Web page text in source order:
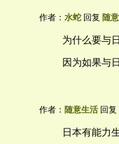
作者： 水蛇 回复 随
为什么要与
因为如果与
作者： 随意生活 回复
日本有能力